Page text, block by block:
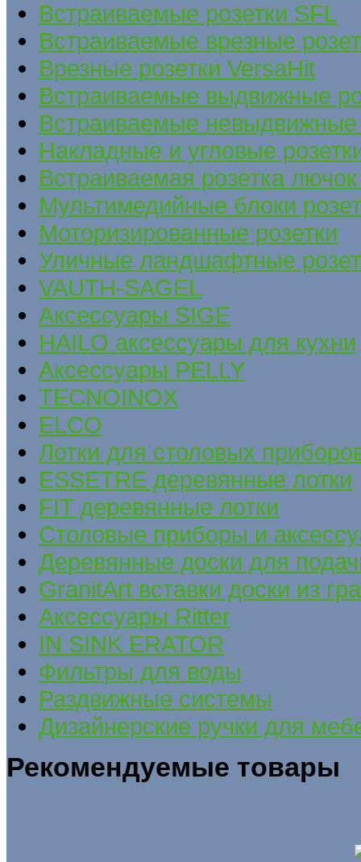
Встраиваемые розетки SFL
Встраиваемые врезные
Врезные розетки VersaHit
Встраиваемые выдвижные
Встраиваемые невыдвижные
Накладные и угловые
Встраиваемая розетка
Мультимедийные блоки
Моторизированные розетки
Уличные ландшафтные
VAUTH-SAGEL
Аксессуары SIGE
HAILO аксессуары для кухни
Аксессуары PELLY
TECNOINOX
ELCO
Лотки для столовых
ESSETRE деревянные лотки
FIT деревянные лотки
Столовые приборы и
Деревянные доски для
GranitArt вставки доски из
Аксессуары Ritter
IN SINK ERATOR
Фильтры для воды
Раздвижные системы
Дизайнерские ручки для
Рекомендуемые товары